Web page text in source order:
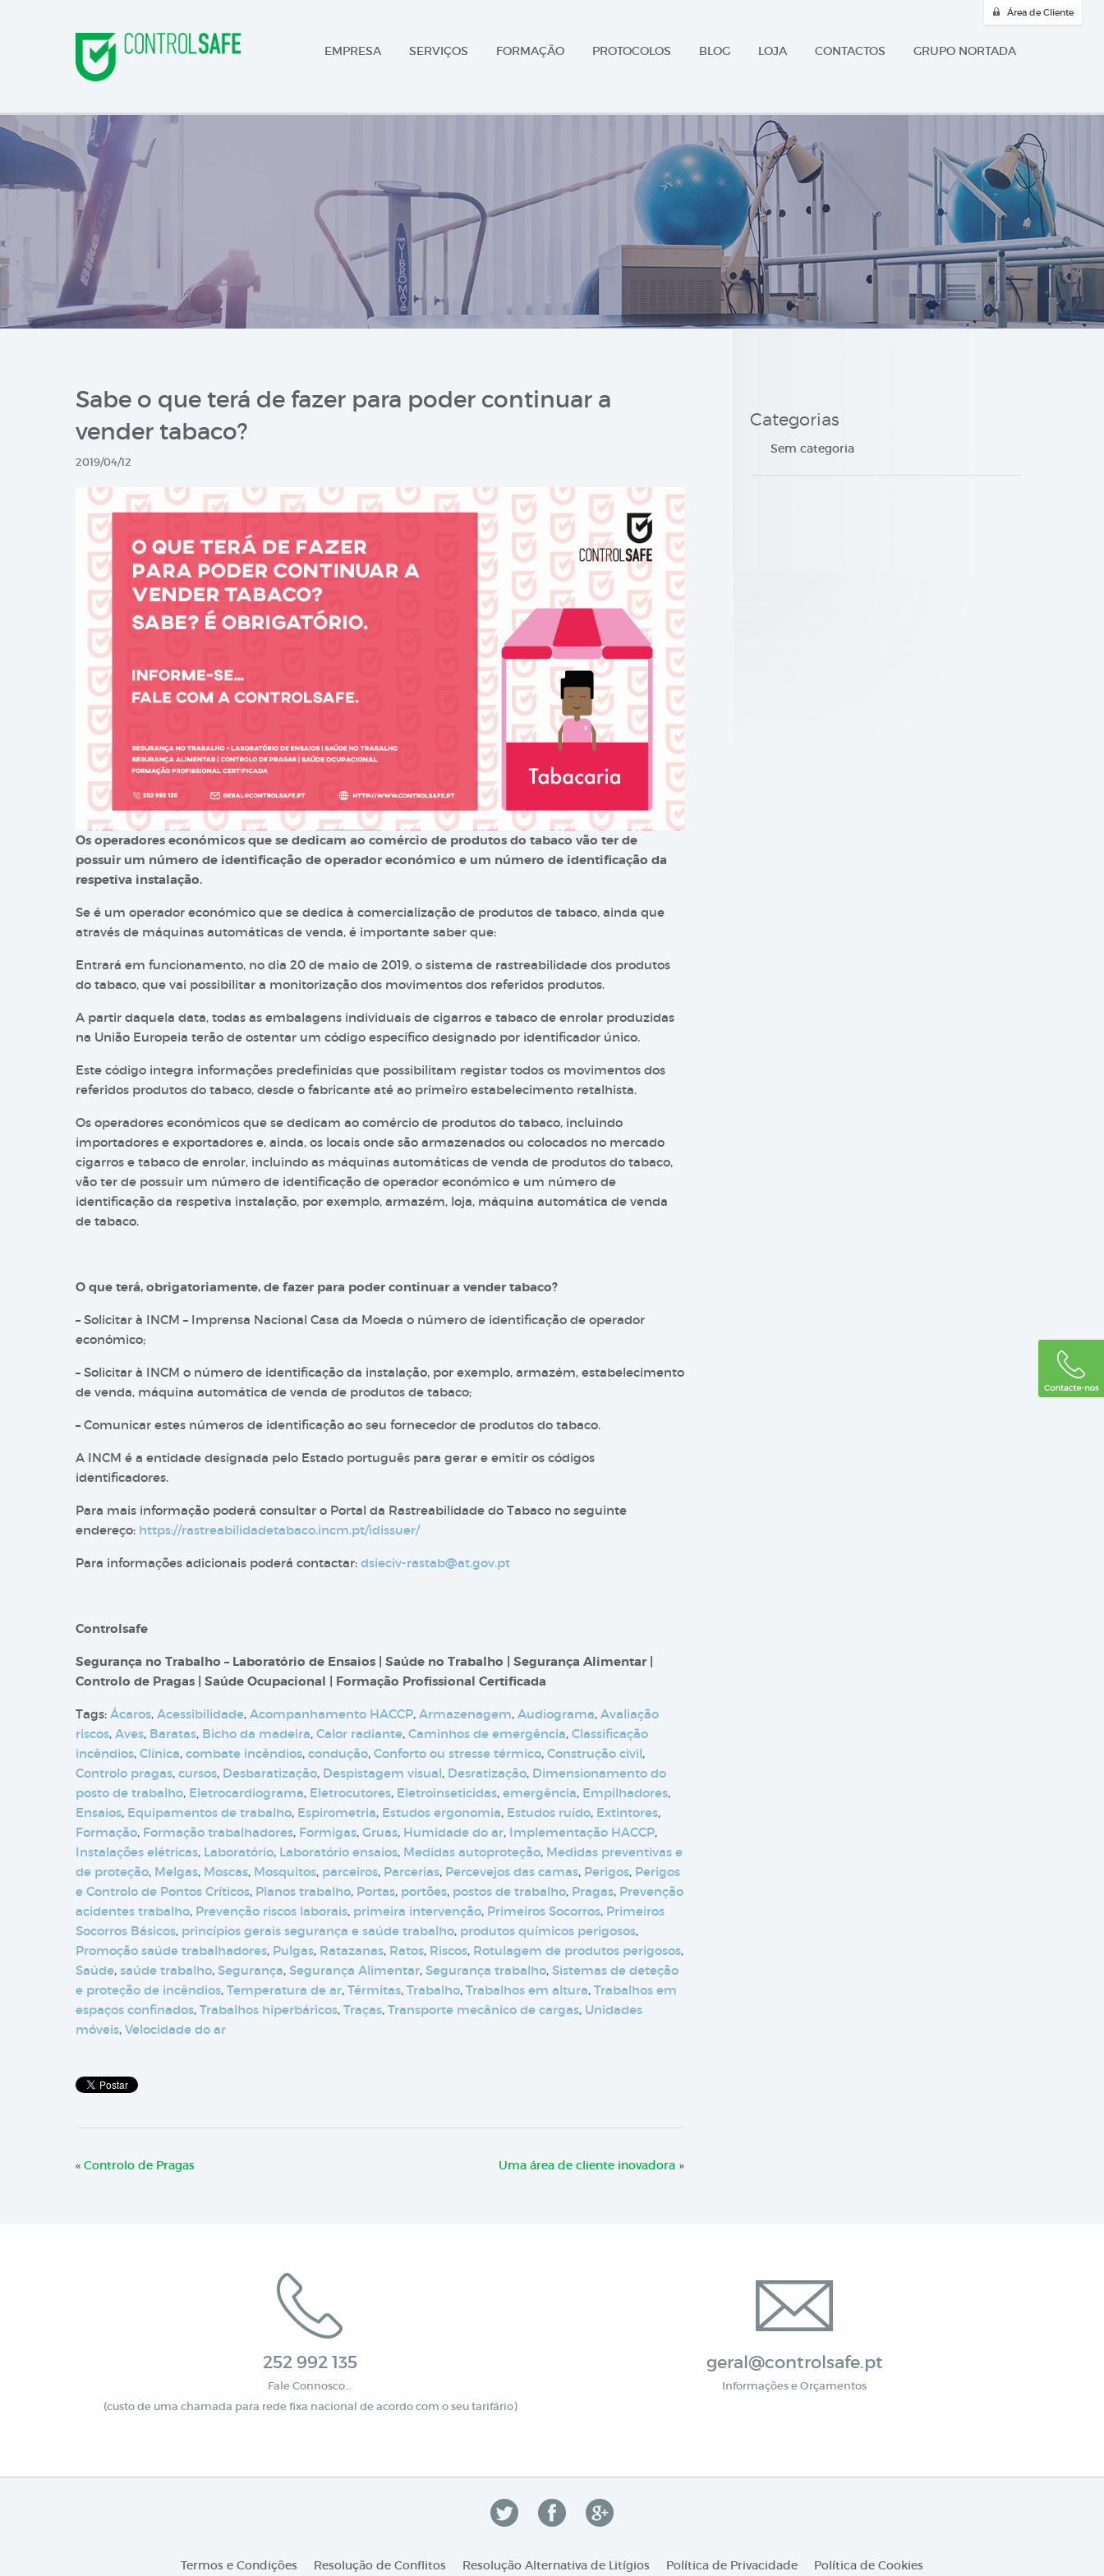
Área de Cliente
EMPRESA SERVIÇOS FORMAÇÃO PROTOCOLOS BLOG LOJA CONTACTOS GRUPO NORTADA
Sabe o que terá de fazer para poder continuar a
vender tabaco?
2019/04/12
Os operadores económicos que se dedicam ao comércio de produtos do tabaco vão ter de
possuir um número de identificação de operador económico e um número de identificação da
respetiva instalação.
Se é um operador económico que se dedica à comercialização de produtos de tabaco, ainda que
através de máquinas automáticas de venda, é importante saber que:
Entrará em funcionamento, no dia 20 de maio de 2019, o sistema de rastreabilidade dos produtos
do tabaco, que vai possibilitar a monitorização dos movimentos dos referidos produtos.
A partir daquela data, todas as embalagens individuais de cigarros e tabaco de enrolar produzidas
na União Europeia terão de ostentar um código específico designado por identificador único.
Este código integra informações predefinidas que possibilitam registar todos os movimentos dos
referidos produtos do tabaco, desde o fabricante até ao primeiro estabelecimento retalhista.
Os operadores económicos que se dedicam ao comércio de produtos do tabaco, incluindo
importadores e exportadores e, ainda, os locais onde são armazenados ou colocados no mercado
cigarros e tabaco de enrolar, incluindo as máquinas automáticas de venda de produtos do tabaco,
vão ter de possuir um número de identificação de operador económico e um número de
identificação da respetiva instalação, por exemplo, armazém, loja, máquina automática de venda
de tabaco.
O que terá, obrigatoriamente, de fazer para poder continuar a vender tabaco?
– Solicitar à INCM – Imprensa Nacional Casa da Moeda o número de identificação de operador
económico;
– Solicitar à INCM o número de identificação da instalação, por exemplo, armazém, estabelecimento
de venda, máquina automática de venda de produtos de tabaco;
– Comunicar estes números de identificação ao seu fornecedor de produtos do tabaco.
A INCM é a entidade designada pelo Estado português para gerar e emitir os códigos
identificadores.
Para mais informação poderá consultar o Portal da Rastreabilidade do Tabaco no seguinte
endereço: https://rastreabilidadetabaco.incm.pt/idissuer/
Para informações adicionais poderá contactar: dsieciv-rastab@at.gov.pt
Controlsafe
Segurança no Trabalho – Laboratório de Ensaios | Saúde no Trabalho | Segurança Alimentar |
Controlo de Pragas | Saúde Ocupacional | Formação Profissional Certificada
Tags: Ácaros, Acessibilidade, Acompanhamento HACCP, Armazenagem, Audiograma, Avaliação
riscos, Aves, Baratas, Bicho da madeira, Calor radiante, Caminhos de emergência, Classificação
incêndios, Clínica, combate incêndios, condução, Conforto ou stresse térmico, Construção civil,
Controlo pragas, cursos, Desbaratização, Despistagem visual, Desratização, Dimensionamento do
posto de trabalho, Eletrocardiograma, Eletrocutores, Eletroinseticidas, emergência, Empilhadores,
Ensaios, Equipamentos de trabalho, Espirometria, Estudos ergonomia, Estudos ruído, Extintores,
Formação, Formação trabalhadores, Formigas, Gruas, Humidade do ar, Implementação HACCP,
Instalações elétricas, Laboratório, Laboratório ensaios, Medidas autoproteção, Medidas preventivas e
de proteção, Melgas, Moscas, Mosquitos, parceiros, Parcerias, Percevejos das camas, Perigos, Perigos
e Controlo de Pontos Críticos, Planos trabalho, Portas, portões, postos de trabalho, Pragas, Prevenção
acidentes trabalho, Prevenção riscos laborais, primeira intervenção, Primeiros Socorros, Primeiros
Socorros Básicos, princípios gerais segurança e saúde trabalho, produtos químicos perigosos,
Promoção saúde trabalhadores, Pulgas, Ratazanas, Ratos, Riscos, Rotulagem de produtos perigosos,
Saúde, saúde trabalho, Segurança, Segurança Alimentar, Segurança trabalho, Sistemas de deteção
e proteção de incêndios, Temperatura de ar, Térmitas, Trabalho, Trabalhos em altura, Trabalhos em
espaços confinados, Trabalhos hiperbáricos, Traças, Transporte mecânico de cargas, Unidades
móveis, Velocidade do ar
« Controlo de Pragas Uma área de cliente inovadora »
Categorias
Sem categoria
252 992 135
Fale Connosco…
(custo de uma chamada para rede fixa nacional de acordo com o seu tarifário)
geral@controlsafe.pt
Informações e Orçamentos
Termos e Condições Resolução de Conflitos Resolução Alternativa de Litígios Política de Privacidade Política de Cookies